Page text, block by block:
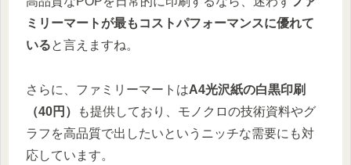
ミリーマートが最もコストパフォーマンスに優れて
いると言えますね。
さらに、ファミリーマートはA4光沢紙の白黒印刷
（40円）
も提供しており、モノクロの技術資料やグ
ラフを高品質で出したいというニッチな需要にも対
応しています。